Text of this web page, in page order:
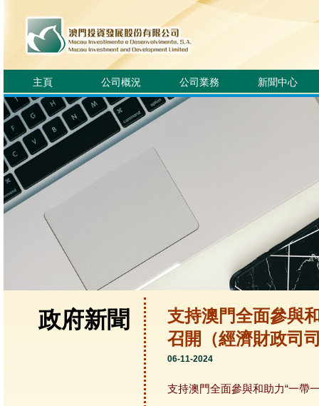
主頁 公司概況 公司業務 新聞中心
政府新聞
支持澳門全面參與
召開（經濟財政司
06-11-2024
支持澳門全面參與和助力“一帶